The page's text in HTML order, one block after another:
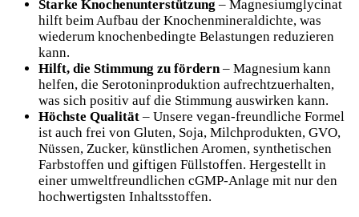
Starke Knochenunterstützung – Magnesiumglycinat
hilft beim Aufbau der Knochenmineraldichte, was
wiederum knochenbedingte Belastungen reduzieren
kann.
Hilft, die Stimmung zu fördern – Magnesium kann
helfen, die Serotoninproduktion aufrechtzuerhalten,
was sich positiv auf die Stimmung auswirken kann.
Höchste Qualität – Unsere vegan-freundliche Formel
ist auch frei von Gluten, Soja, Milchprodukten, GVO,
Nüssen, Zucker, künstlichen Aromen, synthetischen
Farbstoffen und giftigen Füllstoffen. Hergestellt in
einer umweltfreundlichen cGMP-Anlage mit nur den
hochwertigsten Inhaltsstoffen.